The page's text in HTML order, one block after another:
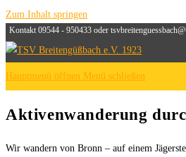
Zum Inhalt springen
Kontakt 09544 - 950433 oder
Hauptmenü öffnen Menü schließen
Aktivenwanderung
Wir wandern von Bronn – auf einem